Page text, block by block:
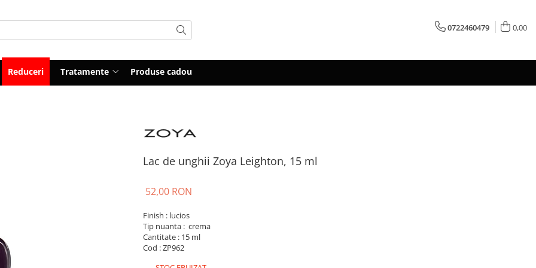
0722460479 0,00
Reduceri Tratamente Produse cadou
Lac de unghii Zoya Leighton, 15 ml
52,00 RON
Finish : lucios
Tip nuanta : crema
Cantitate : 15 ml
Cod : ZP962